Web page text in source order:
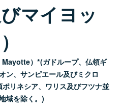
マイヨッ
）*(ガドループ、仏領ギ
ン、サンピエール及びミクロ
リネシア、ワリス及びフツナ並
域を除く。)